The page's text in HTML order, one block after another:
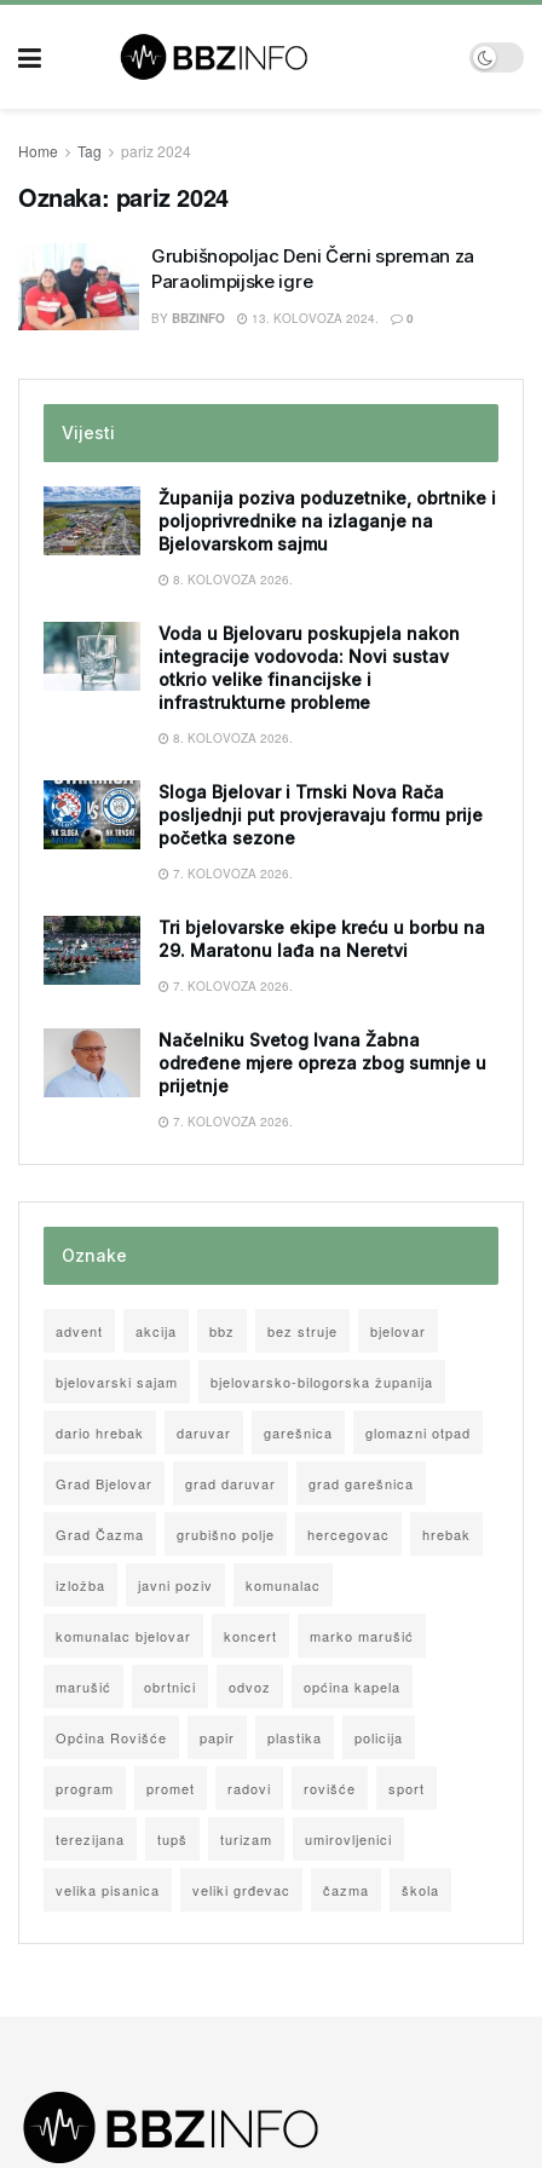
Home Tag pariz 2024
Oznaka: pariz 2024
Grubišnopoljac Deni Černi spreman za
Paraolimpijske igre
BY BBZINFO 13. KOLOVOZA 2024. 0
Vijesti
Županija poziva poduzetnike, obrtnike i
poljoprivrednike na izlaganje na
Bjelovarskom sajmu
8. KOLOVOZA 2026.
Voda u Bjelovaru poskupjela nakon
integracije vodovoda: Novi sustav
otkrio velike financijske i
infrastrukturne probleme
8. KOLOVOZA 2026.
Sloga Bjelovar i Trnski Nova Rača
posljednji put provjeravaju formu prije
početka sezone
7. KOLOVOZA 2026.
Tri bjelovarske ekipe kreću u borbu na
29. Maratonu lađa na Neretvi
7. KOLOVOZA 2026.
Načelniku Svetog Ivana Žabna
određene mjere opreza zbog sumnje u
prijetnje
7. KOLOVOZA 2026.
Oznake
advent akcija bbz bez struje bjelovar
bjelovarski sajam bjelovarsko-bilogorska županija
dario hrebak daruvar garešnica glomazni otpad
Grad Bjelovar grad daruvar grad garešnica
Grad Čazma grubišno polje hercegovac hrebak
izložba javni poziv komunalac
komunalac bjelovar koncert marko marušić
marušić obrtnici odvoz općina kapela
Općina Rovišće papir plastika policija
program promet radovi rovišće sport
terezijana tupš turizam umirovljenici
velika pisanica veliki grđevac čazma škola